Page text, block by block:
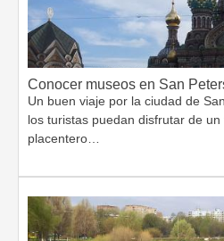
Conocer museos en San
Un buen viaje por la ciudad de
los turistas puedan disfrutar de
placentero…